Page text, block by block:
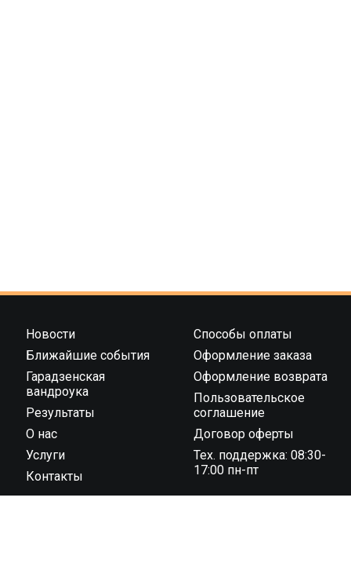
Новости
Ближайшие события
Гарадзенская
вандроука
Результаты
О нас
Услуги
Контакты
Способы оплаты
Оформление заказа
Оформление возврата
Пользовательское
соглашение
Договор оферты
Тех. поддержка: 08:30-
17:00 пн-пт